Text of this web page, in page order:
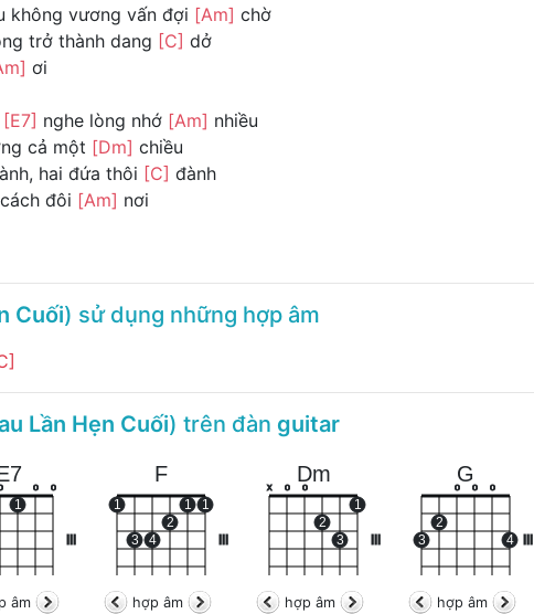
không vương vấn đợi [Am] chờ
trở thành dang [C] dở
ơi
[E7] nghe lòng nhớ [Am] nhiều
cả một [Dm] chiều
hai đứa thôi [C] đành
đôi [Am] nơi
Cuối) sử dụng những hợp âm
Lần Hẹn Cuối) trên đàn guitar
1
o o
âm
F
1
3 4
2
1 1
hợp âm
Dm
x o o
2
3
1
hợp âm
G
3
2
o o o
4
hợp âm